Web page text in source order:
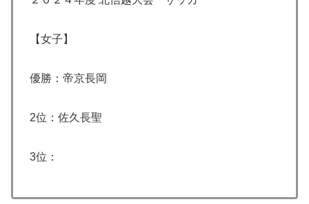
【女子】
優勝：帝京長岡
2位：佐久長聖
3位：